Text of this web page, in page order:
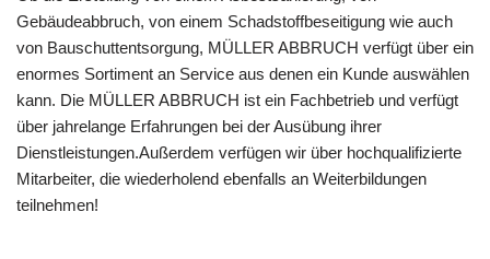
Gebäudeabbruch, von einem Schadstoffbeseitigung wie auch
von Bauschuttentsorgung, MÜLLER ABBRUCH verfügt über ein
enormes Sortiment an Service aus denen ein Kunde auswählen
kann. Die MÜLLER ABBRUCH ist ein Fachbetrieb und verfügt
über jahrelange Erfahrungen bei der Ausübung ihrer
Dienstleistungen.Außerdem verfügen wir über hochqualifizierte
Mitarbeiter, die wiederholend ebenfalls an Weiterbildungen
teilnehmen!